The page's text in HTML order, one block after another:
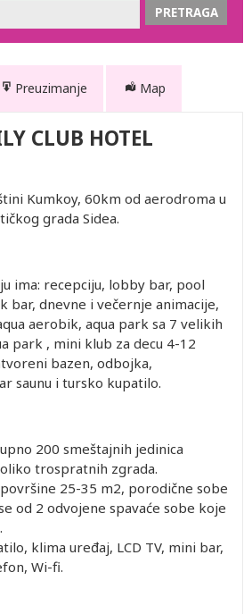
Preuzimanje Map
CLUB HOTEL
Kumkoy, 60km od aerodroma u
grada Sidea.
ima: recepciju, lobby bar, pool
bar, dnevne i večernje animacije,
aerobik, aqua park sa 7 velikih
park , mini klub za decu 4-12
bazen, odbojka,
saunu i tursko kupatilo.
200 smeštajnih jedinica
trospratnih zgrada.
25-35 m2, porodične sobe
od 2 odvojene spavaće sobe koje
klima uređaj, LCD TV, mini bar,
Wi-fi.